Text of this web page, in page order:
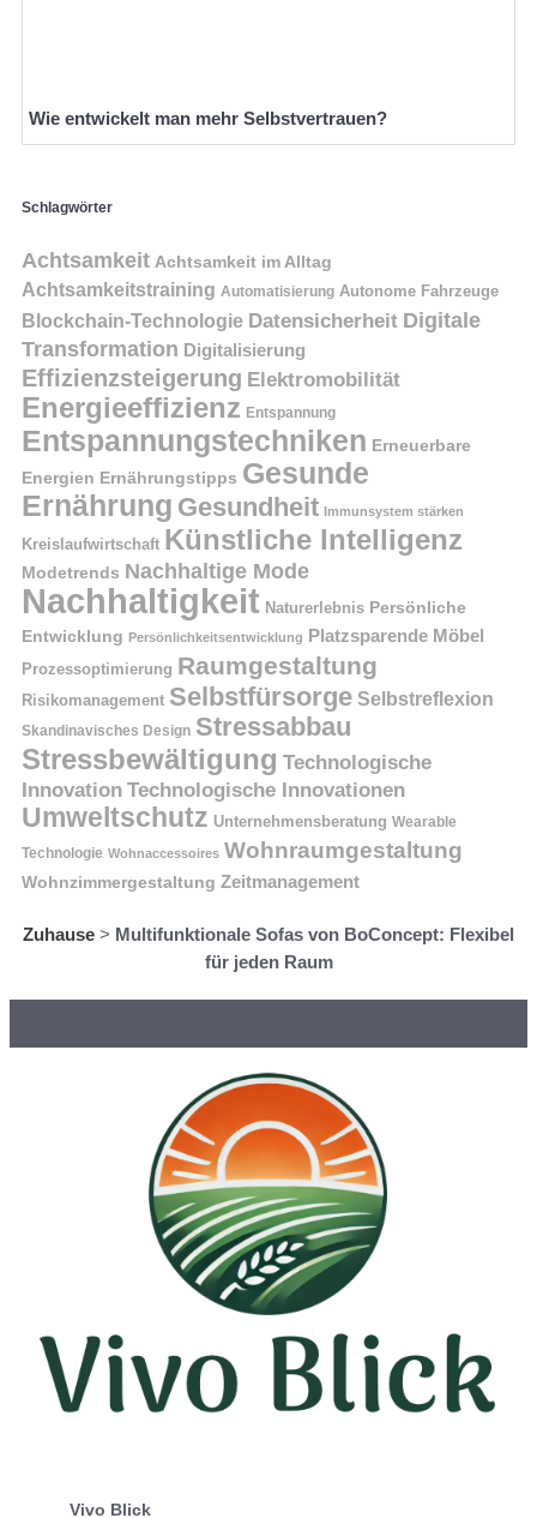
Wie entwickelt man mehr Selbstvertrauen?
Schlagwörter
Achtsamkeit Achtsamkeit im Alltag
Achtsamkeitstraining Automatisierung Autonome Fahrzeuge
Blockchain-Technologie Datensicherheit Digitale
Transformation Digitalisierung
Effizienzsteigerung Elektromobilität
Energieeffizienz Entspannung
Entspannungstechniken Erneuerbare
Energien Ernährungstipps Gesunde
Ernährung Gesundheit Immunsystem stärken
Kreislaufwirtschaft Künstliche Intelligenz
Modetrends Nachhaltige Mode
Nachhaltigkeit Naturerlebnis Persönliche
Entwicklung Persönlichkeitsentwicklung Platzsparende Möbel
Prozessoptimierung Raumgestaltung
Risikomanagement Selbstfürsorge Selbstreflexion
Skandinavisches Design Stressabbau
Stressbewältigung Technologische
Innovation Technologische Innovationen
Umweltschutz Unternehmensberatung Wearable
Technologie Wohnaccessoires Wohnraumgestaltung
Wohnzimmergestaltung Zeitmanagement
Zuhause > Multifunktionale Sofas von BoConcept: Flexibel
für jeden Raum
Vivo Blick